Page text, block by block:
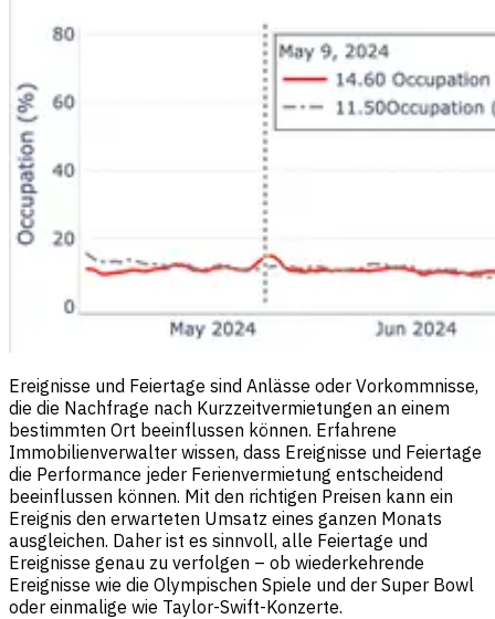
Ereignisse und Feiertage sind Anlässe oder Vorkommnisse,
die die Nachfrage nach Kurzzeitvermietungen an einem
bestimmten Ort beeinflussen können. Erfahrene
Immobilienverwalter wissen, dass Ereignisse und Feiertage
die Performance jeder Ferienvermietung entscheidend
beeinflussen können. Mit den richtigen Preisen kann ein
Ereignis den erwarteten Umsatz eines ganzen Monats
ausgleichen. Daher ist es sinnvoll, alle Feiertage und
Ereignisse genau zu verfolgen – ob wiederkehrende
Ereignisse wie die Olympischen Spiele und der Super Bowl
oder einmalige wie Taylor-Swift-Konzerte.